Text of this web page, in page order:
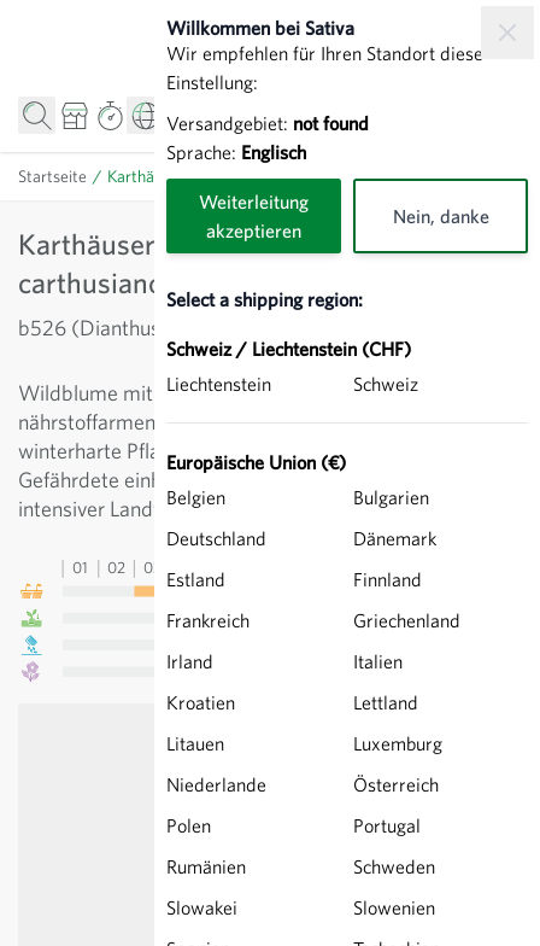
Willkommen bei Sativa
Wir empfehlen für Ihren Standort diese
Einstellung:
Versandgebiet: not found
Sprache: Englisch
Weiterleitung
akzeptieren
Nein, danke
Select a shipping region:
Schweiz / Liechtenstein (CHF)
Liechtenstein
Schweiz
Europäische Union (€)
Belgien
Bulgarien
Deutschland
Dänemark
Estland
Finnland
Frankreich
Griechenland
Irland
Italien
Kroatien
Lettland
Litauen
Luxemburg
Niederlande
Österreich
Polen
Portugal
Rumänien
Schweden
Slowakei
Slowenien
Startseite / Karthäuser-Nelke - Dianthus carthusianorum
Karthäuser-Nelke - Dianthus
carthusianorum
b526 (Dianthus carthusianorum)
Wildblume mit purpurroten Blüten, gedeiht in trockenen,
nährstoffarmen Lebensräumen, etwa Steingärten. Die
winterharte Pflanze eignet sich als Schnittblume.
Gefährdete einheimische Pflanzenart aufgrund von
intensiver Landwirtschaft.
01 02 03